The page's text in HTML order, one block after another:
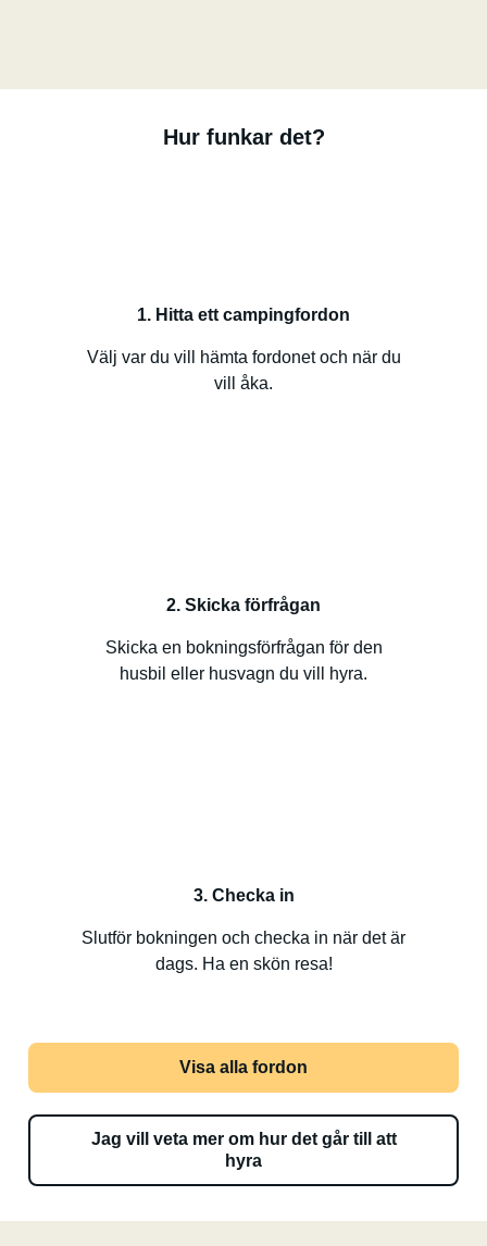
Hur funkar det?
1. Hitta ett campingfordon
Välj var du vill hämta fordonet och när du
vill åka.
2. Skicka förfrågan
Skicka en bokningsförfrågan för den
husbil eller husvagn du vill hyra.
3. Checka in
Slutför bokningen och checka in när det är
dags. Ha en skön resa!
Visa alla fordon
Jag vill veta mer om hur det går till att
hyra